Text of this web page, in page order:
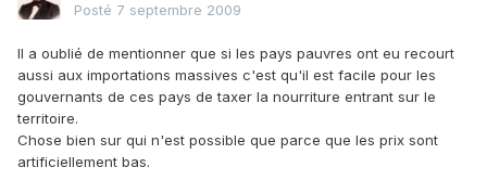
Posté 7 septembre 2009
Il a oublié de mentionner que si les pays pauvres ont eu recourt
aussi aux importations massives c'est qu'il est facile pour les
gouvernants de ces pays de taxer la nourriture entrant sur le
territoire.
Chose bien sur qui n'est possible que parce que les prix sont
artificiellement bas.